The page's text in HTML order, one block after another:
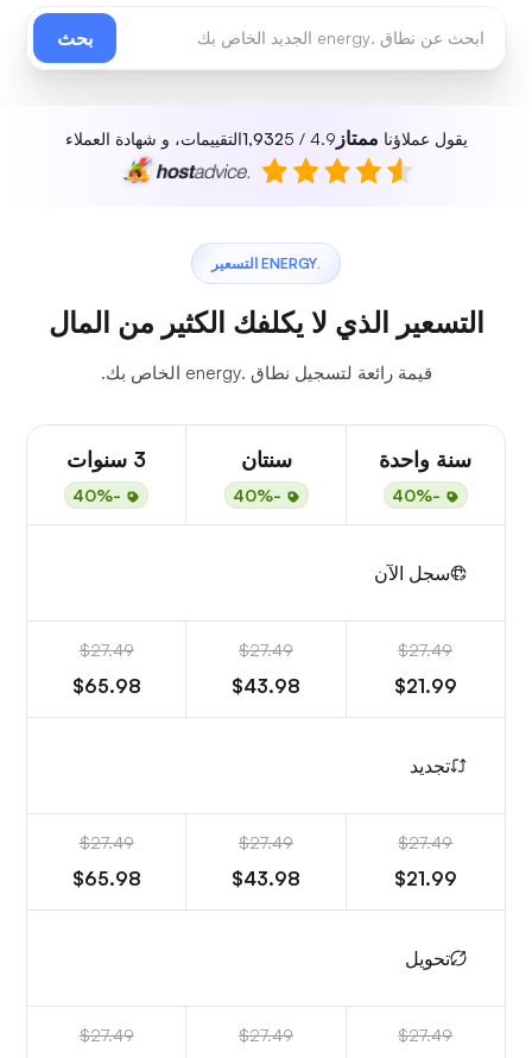
بحث
يقول عملاؤنا ممتاز 4.9 / 5
1,932التقييمات، و شهادة العملاء
.ENERGY التسعير
التسعير الذي لا يكلفك الكثير من المال
قيمة رائعة لتسجيل نطاق .energy الخاص بك.
سنة واحدة
-40%
سنتان
-40%
3 سنوات
-40%
سجل الآن
$27.49
$21.99
$27.49
$43.98
$27.49
$65.98
تجديد
$27.49
$21.99
$27.49
$43.98
$27.49
$65.98
تحويل
$27.49
$27.49
$27.49